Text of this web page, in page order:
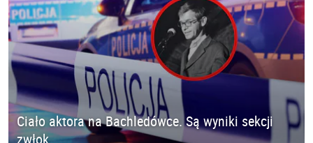
Ciało aktora na Bachledówce. Są wyniki sekcji